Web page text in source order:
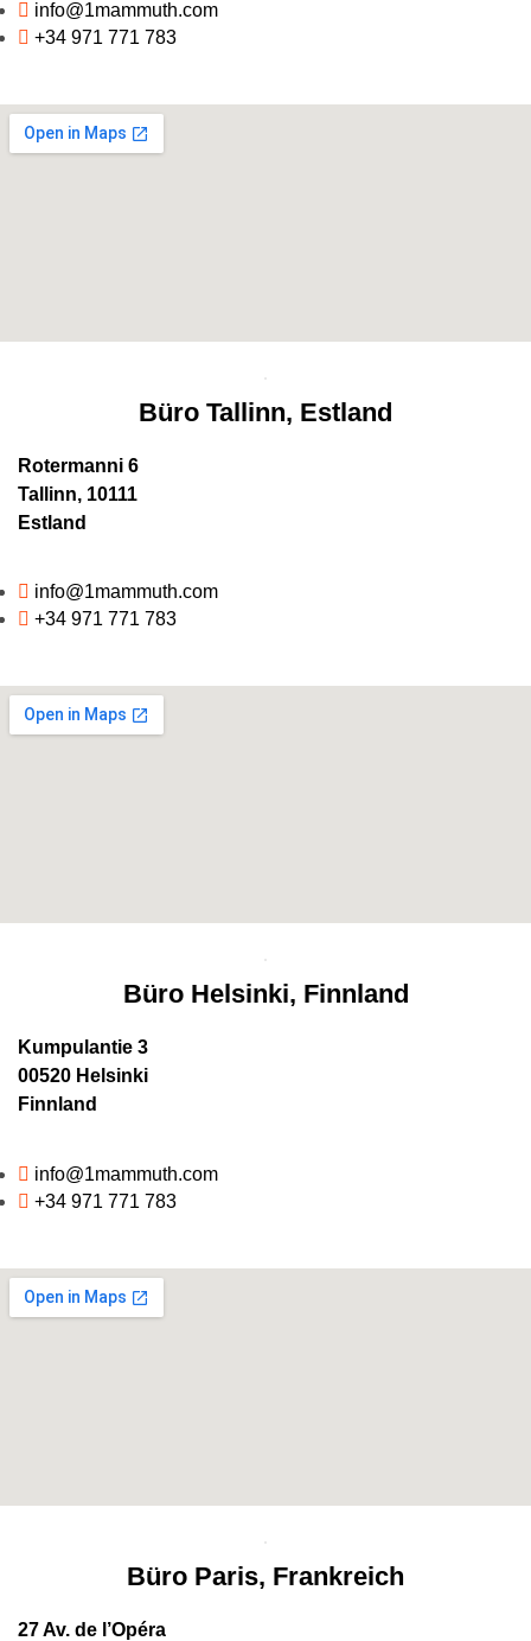
info@1mammuth.com
+34 971 771 783
Büro Tallinn, Estland
Rotermanni 6
Tallinn, 10111
Estland
info@1mammuth.com
+34 971 771 783
Büro Helsinki, Finnland
Kumpulantie 3
00520 Helsinki
Finnland
info@1mammuth.com
+34 971 771 783
Büro Paris, Frankreich
27 Av. de l’Opéra